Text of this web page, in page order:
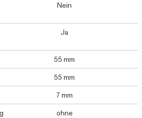
Nein
Ja
55 mm
55 mm
7 mm
ohne